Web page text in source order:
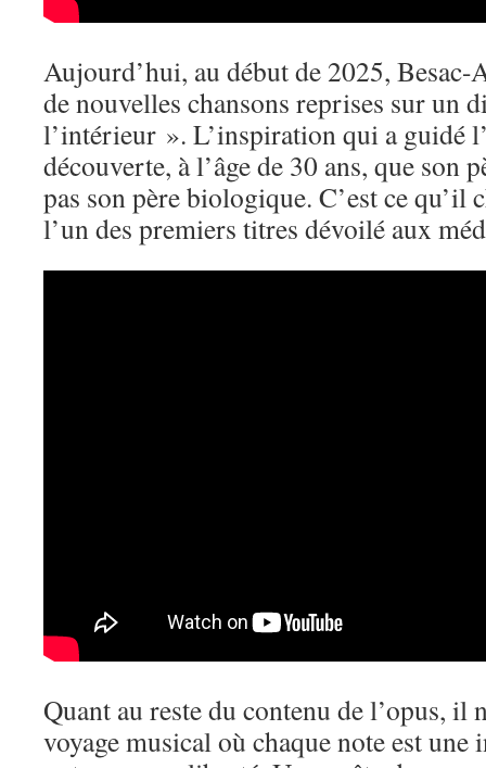
Aujourd’hui, au début de 2025,
de nouvelles chansons reprises sur un
l’intérieur ». L’inspiration qui a guidé
découverte, à l’âge de 30 ans, que son
pas son père biologique. C’est ce qu’il
l’un des premiers titres dévoilé aux
Quant au reste du contenu de l’opus, il
voyage musical où chaque note est